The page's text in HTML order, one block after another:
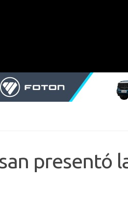
presentó